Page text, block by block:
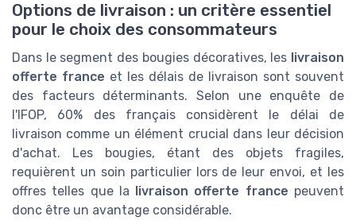
Options de livraison : un critère essentiel
pour le choix des consommateurs
Dans le segment des bougies décoratives, les livraison
offerte france et les délais de livraison sont souvent
des facteurs déterminants. Selon une enquête de
l'IFOP, 60% des français considèrent le délai de
livraison comme un élément crucial dans leur décision
d'achat. Les bougies, étant des objets fragiles,
requièrent un soin particulier lors de leur envoi, et les
offres telles que la livraison offerte france peuvent
donc être un avantage considérable.